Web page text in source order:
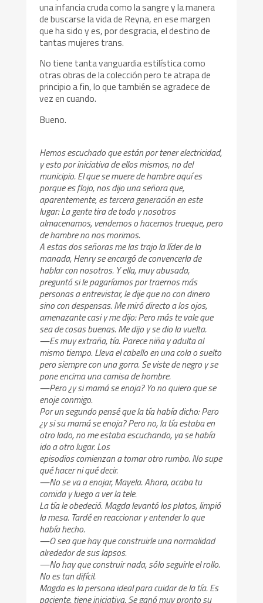
una infancia cruda como la sangre y la manera
de buscarse la vida de Reyna, en ese margen
que ha sido y es, por desgracia, el destino de
tantas mujeres trans.
No tiene tanta vanguardia estilística como
otras obras de la colección pero te atrapa de
principio a fin, lo que también se agradece de
vez en cuando.
Bueno.
Hemos escuchado que están por tener electricidad,
y esto por iniciativa de ellos mismos, no del
municipio. El que se muere de hambre aquí es
porque es flojo, nos dijo una señora que,
aparentemente, es tercera generación en este
lugar: La gente tira de todo y nosotros
almacenamos, vendemos o hacemos trueque, pero
de hambre no nos morimos.
A estas dos señoras me las trajo la líder de la
manada, Henry se encargó de convencerla de
hablar con nosotros. Y ella, muy abusada,
preguntó si le pagaríamos por traernos más
personas a entrevistar, le dije que no con dinero
sino con despensas. Me miró directo a los ojos,
amenazante casi y me dijo: Pero más te vale que
sea de cosas buenas. Me dijo y se dio la vuelta.
—Es muy extraña, tía. Parece niña y adulta al
mismo tiempo. Lleva el cabello en una cola o suelto
pero siempre con una gorra. Se viste de negro y se
pone encima una camisa de hombre.
—Pero ¿y si mamá se enoja? Yo no quiero que se
enoje conmigo.
Por un segundo pensé que la tía había dicho: Pero
¿y si su mamá se enoja? Pero no, la tía estaba en
otro lado, no me estaba escuchando, ya se había
ido a otro lugar. Los
episodios comienzan a tomar otro rumbo. No supe
qué hacer ni qué decir.
—No se va a enojar, Mayela. Ahora, acaba tu
comida y luego a ver la tele.
La tía le obedeció. Magda levantó los platos, limpió
la mesa. Tardé en reaccionar y entender lo que
había hecho.
—O sea que hay que construirle una normalidad
alrededor de sus lapsos.
—No hay que construir nada, sólo seguirle el rollo.
No es tan difícil.
Magda es la persona ideal para cuidar de la tía. Es
paciente, tiene iniciativa. Se ganó muy pronto su